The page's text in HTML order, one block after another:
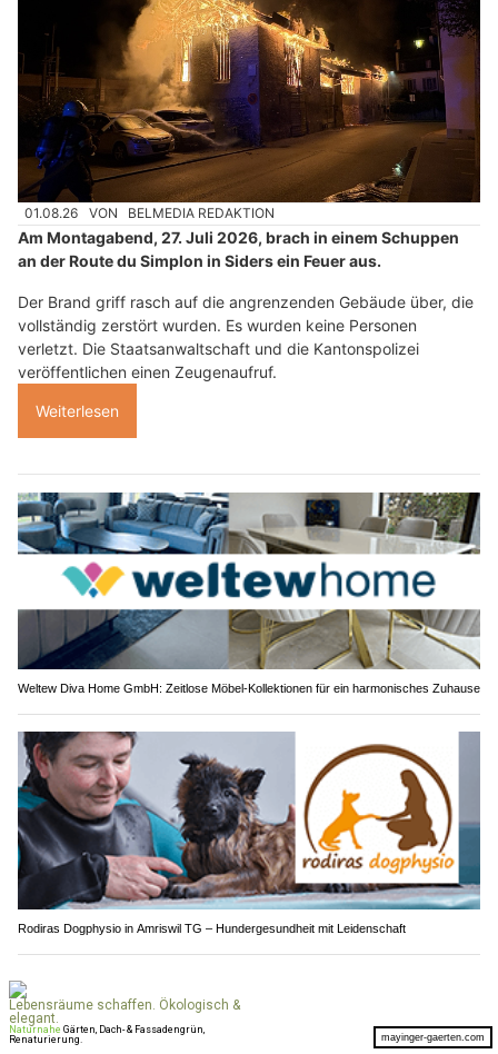
01.08.26 VON BELMEDIA REDAKTION
Am Montagabend, 27. Juli 2026, brach in einem Schuppen
an der Route du Simplon in Siders ein Feuer aus.
Der Brand griff rasch auf die angrenzenden Gebäude über, die
vollständig zerstört wurden. Es wurden keine Personen
verletzt. Die Staatsanwaltschaft und die Kantonspolizei
veröffentlichen einen Zeugenaufruf.
Weiterlesen
Weltew Diva Home GmbH: Zeitlose Möbel-Kollektionen für ein harmonisches Zuhause
Rodiras Dogphysio in Amriswil TG – Hundergesundheit mit Leidenschaft